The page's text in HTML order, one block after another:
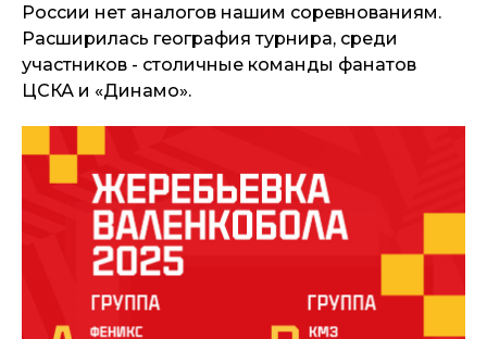
России нет аналогов нашим соревнованиям.
Расширилась география турнира, среди
участников - столичные команды фанатов
ЦСКА и «Динамо».